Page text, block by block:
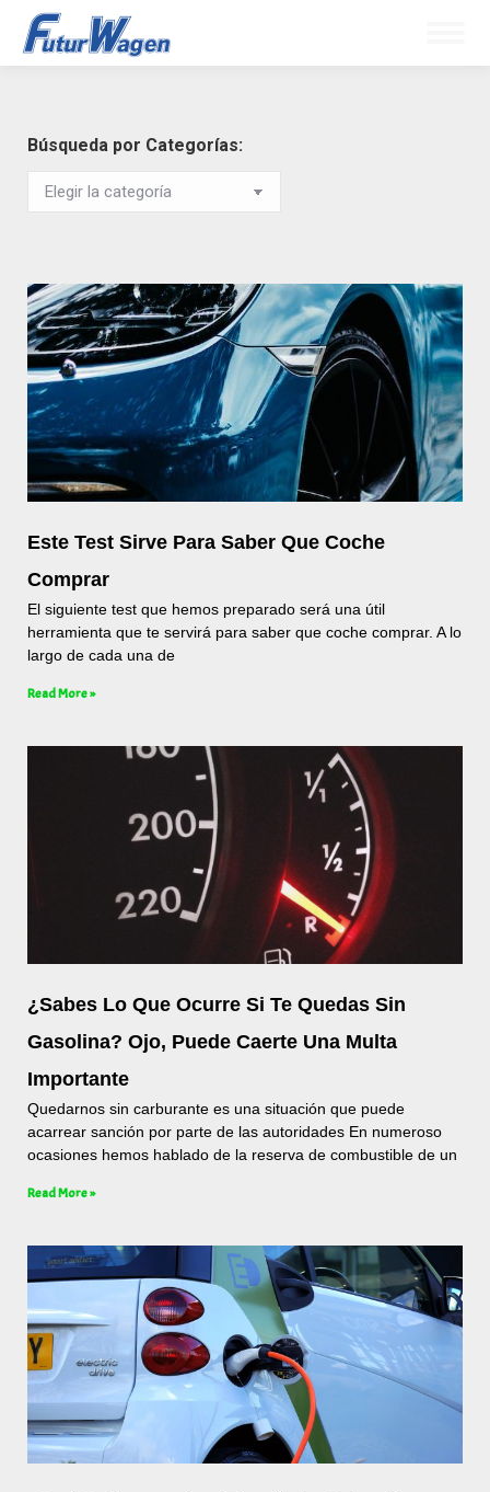
Búsqueda por Categorías:
Este Test Sirve Para Saber Que Coche
Comprar
El siguiente test que hemos preparado será una útil
herramienta que te servirá para saber que coche comprar. A lo
largo de cada una de
Read More »
¿Sabes Lo Que Ocurre Si Te Quedas Sin
Gasolina? Ojo, Puede Caerte Una Multa
Importante
Quedarnos sin carburante es una situación que puede
acarrear sanción por parte de las autoridades En numeroso
ocasiones hemos hablado de la reserva de combustible de un
Read More »